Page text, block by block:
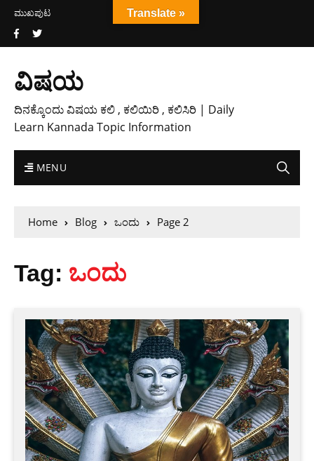
ಮುಖಪುಟ
ವಿಷಯ
ದಿನಕ್ಕೊಂದು ವಿಷಯ ಕಲಿ , ಕಲಿಯಿರಿ , ಕಲಿಸಿರಿ | Daily
Learn Kannada Topic Information
MENU
Home Blog ಒಂದು Page 2
Tag: ಒಂದು
Translate »